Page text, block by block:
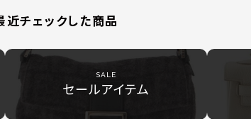
近チェックした商品
SALE
セールアイテム